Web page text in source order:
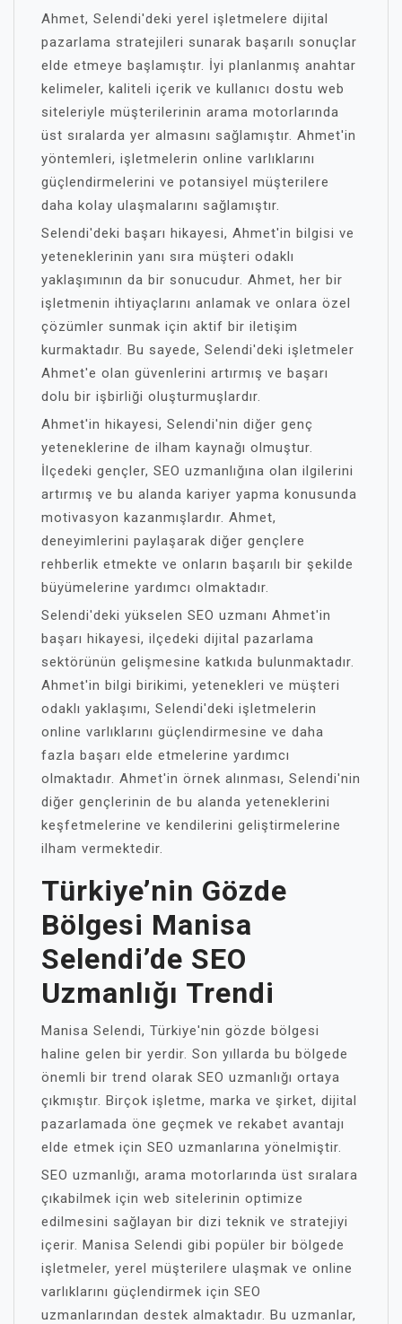
Ahmet, Selendi'deki yerel işletmelere dijital
pazarlama stratejileri sunarak başarılı sonuçlar
elde etmeye başlamıştır. İyi planlanmış anahtar
kelimeler, kaliteli içerik ve kullanıcı dostu web
siteleriyle müşterilerinin arama motorlarında
üst sıralarda yer almasını sağlamıştır. Ahmet'in
yöntemleri, işletmelerin online varlıklarını
güçlendirmelerini ve potansiyel müşterilere
daha kolay ulaşmalarını sağlamıştır.
Selendi'deki başarı hikayesi, Ahmet'in bilgisi ve
yeteneklerinin yanı sıra müşteri odaklı
yaklaşımının da bir sonucudur. Ahmet, her bir
işletmenin ihtiyaçlarını anlamak ve onlara özel
çözümler sunmak için aktif bir iletişim
kurmaktadır. Bu sayede, Selendi'deki işletmeler
Ahmet'e olan güvenlerini artırmış ve başarı
dolu bir işbirliği oluşturmuşlardır.
Ahmet'in hikayesi, Selendi'nin diğer genç
yeteneklerine de ilham kaynağı olmuştur.
İlçedeki gençler, SEO uzmanlığına olan ilgilerini
artırmış ve bu alanda kariyer yapma konusunda
motivasyon kazanmışlardır. Ahmet,
deneyimlerini paylaşarak diğer gençlere
rehberlik etmekte ve onların başarılı bir şekilde
büyümelerine yardımcı olmaktadır.
Selendi'deki yükselen SEO uzmanı Ahmet'in
başarı hikayesi, ilçedeki dijital pazarlama
sektörünün gelişmesine katkıda bulunmaktadır.
Ahmet'in bilgi birikimi, yetenekleri ve müşteri
odaklı yaklaşımı, Selendi'deki işletmelerin
online varlıklarını güçlendirmesine ve daha
fazla başarı elde etmelerine yardımcı
olmaktadır. Ahmet'in örnek alınması, Selendi'nin
diğer gençlerinin de bu alanda yeteneklerini
keşfetmelerine ve kendilerini geliştirmelerine
ilham vermektedir.
Türkiye’nin Gözde
Bölgesi Manisa
Selendi’de SEO
Uzmanlığı Trendi
Manisa Selendi, Türkiye'nin gözde bölgesi
haline gelen bir yerdir. Son yıllarda bu bölgede
önemli bir trend olarak SEO uzmanlığı ortaya
çıkmıştır. Birçok işletme, marka ve şirket, dijital
pazarlamada öne geçmek ve rekabet avantajı
elde etmek için SEO uzmanlarına yönelmiştir.
SEO uzmanlığı, arama motorlarında üst sıralara
çıkabilmek için web sitelerinin optimize
edilmesini sağlayan bir dizi teknik ve stratejiyi
içerir. Manisa Selendi gibi popüler bir bölgede
işletmeler, yerel müşterilere ulaşmak ve online
varlıklarını güçlendirmek için SEO
uzmanlarından destek almaktadır. Bu uzmanlar,